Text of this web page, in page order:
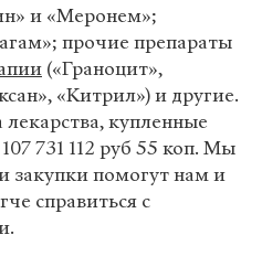
и «Меронем»;
прочие препараты
(«Граноцит»,
«Китрил») и другие.
купленные
731 112 руб 55 коп. Мы
закупки помогут нам и
справиться с